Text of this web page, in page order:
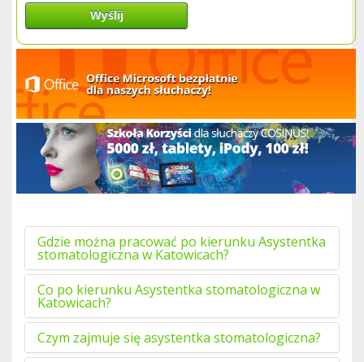
Wyślij
Gdzie można pracować po kierunku Asystentka
stomatologiczna w Katowicach?
Co po kierunku Asystentka stomatologiczna w
Katowicach?
Czym zajmuje się asystentka stomatologiczna?